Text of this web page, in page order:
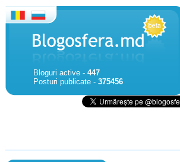
Bloguri active - 447
Posturi publicate - 375456